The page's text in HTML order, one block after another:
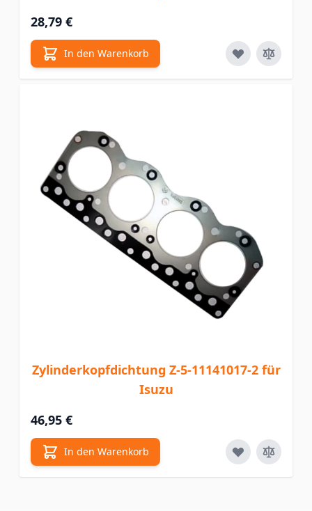
28,79 €
In den Warenkorb
Zylinderkopfdichtung Z-5-11141017-2 für
Isuzu
46,95 €
In den Warenkorb